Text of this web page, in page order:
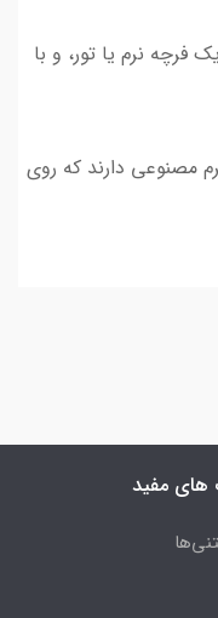
نرم یا تور، و با
مصنوعی دارند که روی
های مفید